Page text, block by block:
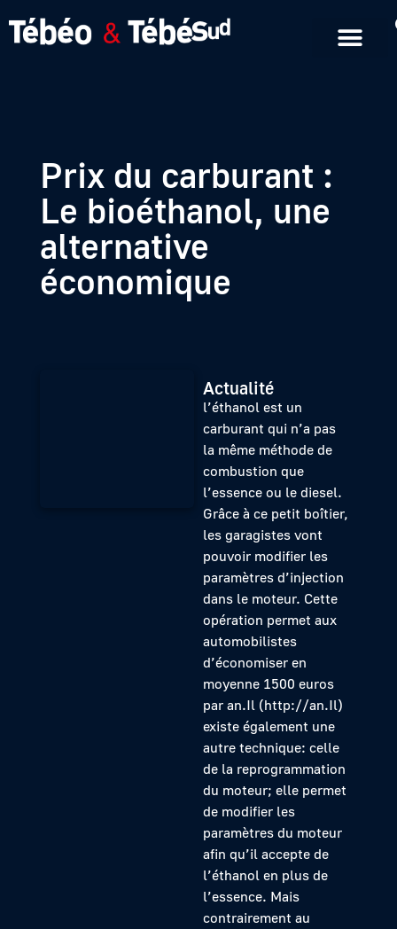
Prix du carburant :
Le bioéthanol, une
alternative
économique
Actualité
l’éthanol est un
carburant qui n’a pas
la même méthode de
combustion que
l’essence ou le diesel.
Grâce à ce petit boîtier,
les garagistes vont
pouvoir modifier les
paramètres d’injection
dans le moteur. Cette
opération permet aux
automobilistes
d’économiser en
moyenne 1500 euros
par an.Il (http://an.Il)
existe également une
autre technique: celle
de la reprogrammation
du moteur; elle permet
de modifier les
paramètres du moteur
afin qu’il accepte de
l’éthanol en plus de
l’essence. Mais
contrairement au